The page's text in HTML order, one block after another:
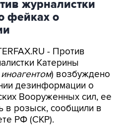
журналистки
фейках о
- Против
Катерины
) возбуждено
дезинформации о
Вооруженных сил, ее
в розыск, сообщили в
РФ (СКР).